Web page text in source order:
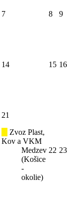
7 8 9
14 15 16
21
Zvoz Plast,
Kov a VKM
Medzev
(Košice
-
okolie)
22 23